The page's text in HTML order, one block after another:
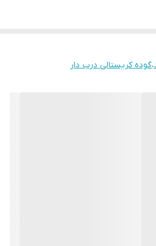
،گوده کریستالی درب دار